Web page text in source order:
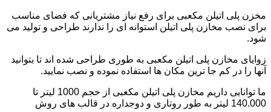
مخزن پلی اتیلن مکعبی برای رفع نیاز مشتریانی که فضای مناسب
برای نصب مخازن پلی اتیلن استوانه ای را ندارند طراحی و تولید می
شود.
زوایای مخازن پلی اتیلن مکعبی به طوری طراحی شده اند تا بتوانید
آنها را در کم جا ترین مکان ها استفاده نموده و نصب نمایید.
ما توانایی داریم مخازن پلی اتیلن مکعبی از حجم 1000 لیتر تا
140.000 لیتر به طور روتاری و دوجداره در قالب های روش